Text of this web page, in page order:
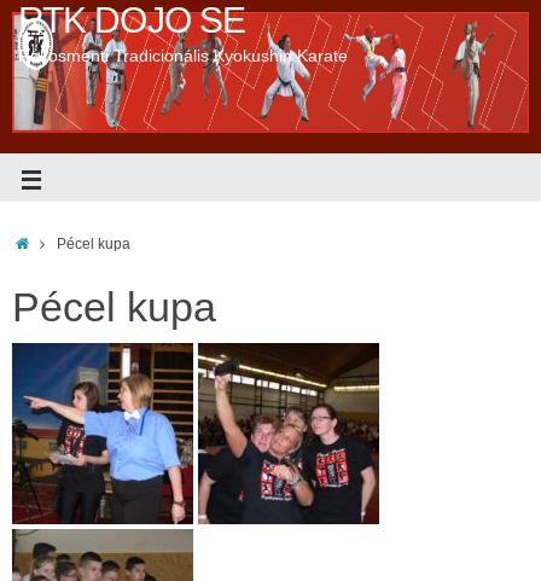
RTK DOJO SE
Rákosmenti Tradicionális Kyokushin Karate
Pécel kupa
Pécel kupa